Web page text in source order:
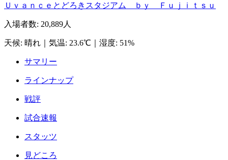
Ｕｖａｎｃｅとどろきスタジアム ｂｙ Ｆｕｊｉｔｓｕ
入場者数: 20,889人
天候: 晴れ 気温: 23.6℃ 湿度: 51%
サマリー
ラインナップ
戦評
試合速報
スタッツ
見どころ